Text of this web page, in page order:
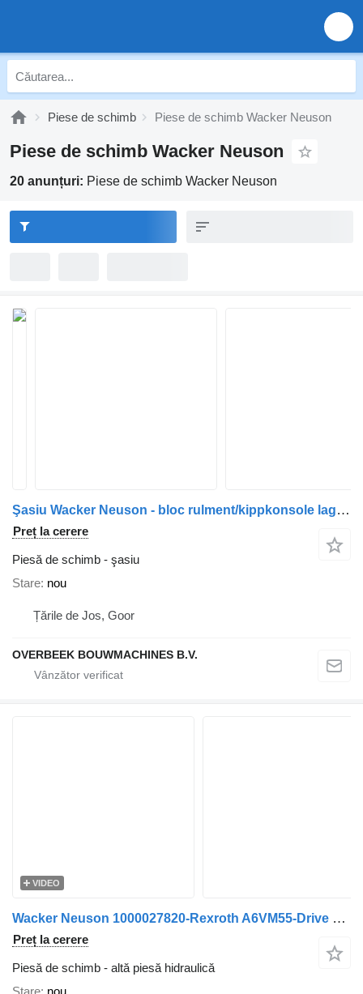
Piese de schimb Piese de schimb Wacker Neuson
Piese de schimb Wacker Neuson
20 anunțuri: Piese de schimb Wacker Neuson
Şasiu Wacker Neuson - bloc rulment/kippkonsole lagerblock/lägerblok
Preț la cerere
Piesă de schimb - şasiu
Stare nou
Țările de Jos, Goor
OVERBEEK BOUWMACHINES B.V.
VIDEO
Wacker Neuson 1000027820-Rexroth A6VM55-Drive motor/Fahrmotor
Preț la cerere
Piesă de schimb - altă piesă hidraulică
Stare nou